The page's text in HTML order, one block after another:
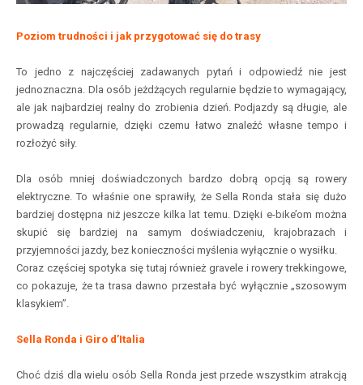
Poziom trudności i jak przygotować się do trasy
To jedno z najczęściej zadawanych pytań i odpowiedź nie jest
jednoznaczna. Dla osób jeżdżących regularnie będzie to wymagający,
ale jak najbardziej realny do zrobienia dzień. Podjazdy są długie, ale
prowadzą regularnie, dzięki czemu łatwo znaleźć własne tempo i
rozłożyć siły.
Dla osób mniej doświadczonych bardzo dobrą opcją są rowery
elektryczne. To właśnie one sprawiły, że Sella Ronda stała się dużo
bardziej dostępna niż jeszcze kilka lat temu. Dzięki e-bike’om można
skupić się bardziej na samym doświadczeniu, krajobrazach i
przyjemności jazdy, bez konieczności myślenia wyłącznie o wysiłku.
Coraz częściej spotyka się tutaj również gravele i rowery trekkingowe,
co pokazuje, że ta trasa dawno przestała być wyłącznie „szosowym
klasykiem”.
Sella Ronda i Giro d’Italia
Choć dziś dla wielu osób Sella Ronda jest przede wszystkim atrakcją